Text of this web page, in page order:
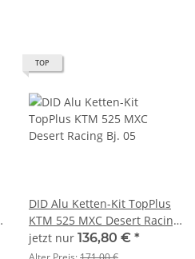
TOP
DID Alu Ketten-Kit TopPlus
KTM 525 MXC Desert Racing
Bj. 05
jetzt nur 136,80 € *